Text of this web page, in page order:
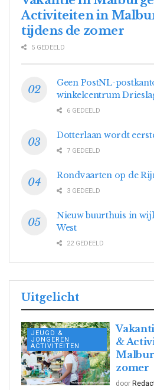
Activiteiten in
tijdens de zomer
5 GEDEELD
Geen PostNL-
winkelcentrum
6 GEDEELD
Dotterlaan wordt
7 GEDEELD
Rondvaarten op de
3 GEDEELD
Nieuw buurthuis in
West
22 GEDEELD
Uitgelicht
JEUGD &
JONGEREN
ACTIVITEITEN
&
zomer
door